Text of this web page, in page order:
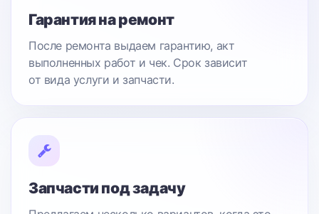
Гарантия на ремонт
После ремонта выдаем гарантию, акт
выполненных работ и чек. Срок зависит
от вида услуги и запчасти.
Запчасти под задачу